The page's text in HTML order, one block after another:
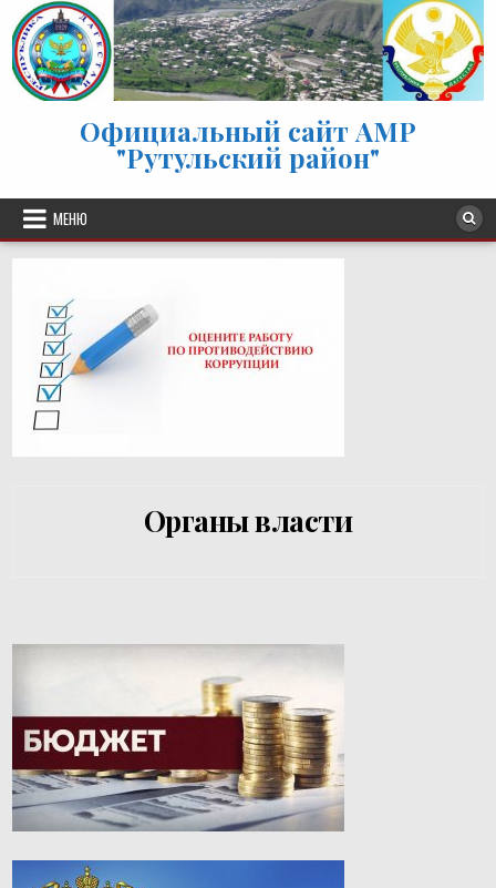
Перейти к содержимому
Официальный сайт АМР
"Рутульский район"
МЕНЮ
Органы власти